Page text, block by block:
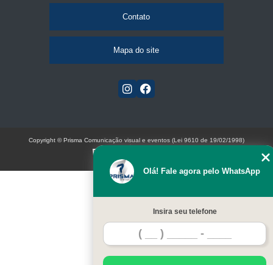
Contato
Mapa do site
Olá! Fale agora pelo WhatsApp
Insira seu telefone
Copyright © Prisma Comunicação visual e eventos (Lei 9610 de 19/02/1998)